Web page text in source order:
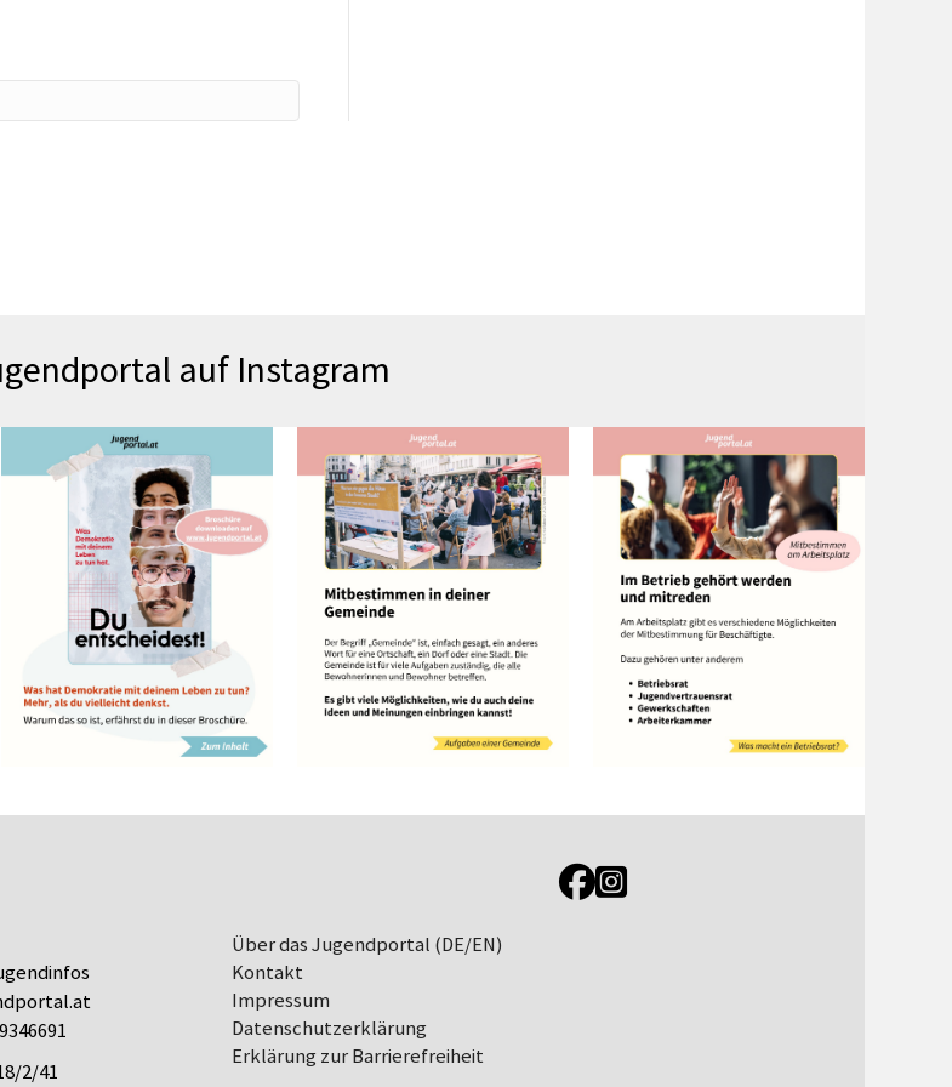
auf Instagram
2/41
Über das Jugendportal (DE/EN)
Kontakt
Impressum
Datenschutz­erklärung
Erklärung zur Barrierefreiheit
Link zur Jugendportal Facebookseite
Link zur Jugendportal Instagramseite